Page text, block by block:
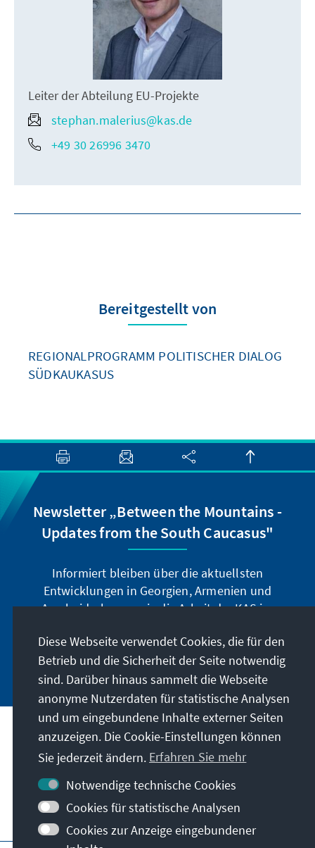
Leiter der Abteilung EU-Projekte
stephan.malerius@kas.de
+49 30 26996 3470
Bereitgestellt von
REGIONALPROGRAMM POLITISCHER DIALOG
SÜDKAUKASUS
Newsletter „Between the Mountains -
Updates from the South Caucasus"
Informiert bleiben über die aktuellsten
Entwicklungen in Georgien, Armenien und
Aserbaidschan sowie die Arbeit der KAS im
Jetzt abonnieren
Anschrift
Kontakt
Besuchen Sie auch
Diese Webseite verwendet Cookies, die für den
Betrieb und die Sicherheit der Seite notwendig
sind. Darüber hinaus sammelt die Webseite
anonyme Nutzerdaten für statistische Analysen
und um eingebundene Inhalte externer Seiten
anzuzeigen. Die Cookie-Einstellungen können
Sie jederzeit ändern. Erfahren Sie mehr
Notwendige technische Cookies
Cookies für statistische Analysen
Cookies zur Anzeige eingebundener